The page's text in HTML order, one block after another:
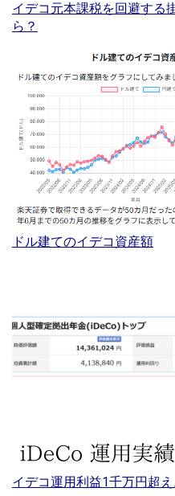
イデコ元本課税を回避する
ら？
ドル建てのイデコ資産額
イデコ運用利益1千万円超え